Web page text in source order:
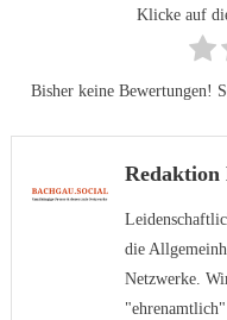
Klicke auf
Bisher keine Bewertungen!
Redaktion
die
Netzwerke.